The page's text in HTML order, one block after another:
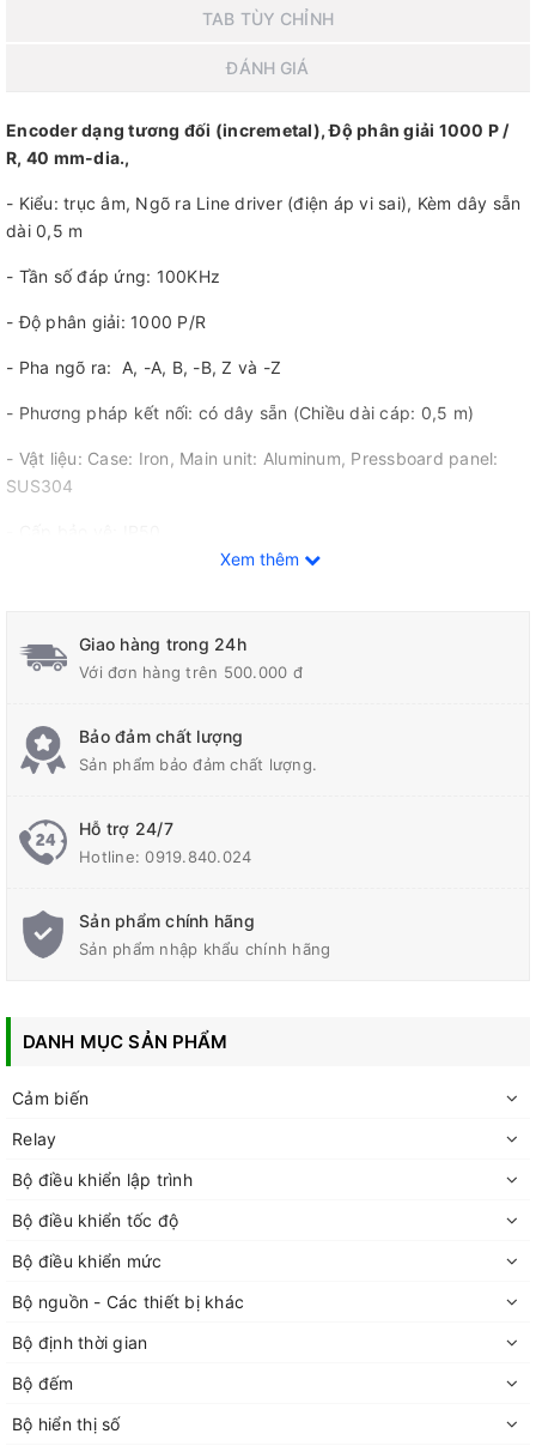
TAB TÙY CHỈNH
ĐÁNH GIÁ
Encoder dạng tương đối (incremetal), Độ phân giải 1000 P /
R, 40 mm-dia.,
- Kiểu: trục âm, Ngõ ra Line driver (điện áp vi sai), Kèm dây sẵn
dài 0,5 m
- Tần số đáp ứng: 100KHz
- Độ phân giải: 1000 P/R
- Pha ngõ ra: A, -A, B, -B, Z và -Z
- Phương pháp kết nối: có dây sẵn (Chiều dài cáp: 0,5 m)
- Vật liệu: Case: Iron, Main unit: Aluminum, Pressboard panel:
SUS304
Xem thêm
Giao hàng trong 24h
Với đơn hàng trên 500.000 đ
Bảo đảm chất lượng
Sản phẩm bảo đảm chất lượng.
Hỗ trợ 24/7
Hotline:0919.840.024
Sản phẩm chính hãng
Sản phẩm nhập khẩu chính hãng
DANH MỤC SẢN PHẨM
Cảm biến
Relay
Bộ điều khiển lập trình
Bộ điều khiển tốc độ
Bộ điều khiển mức
Bộ nguồn - Các thiết bị khác
Bộ định thời gian
Bộ đếm
Bộ hiển thị số